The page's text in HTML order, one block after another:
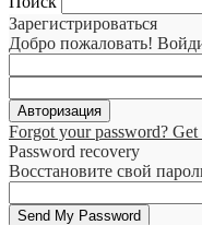
Зарегистрироваться
Добро пожаловать!
Forgot your password? Get
Password recovery
Восстановите свой